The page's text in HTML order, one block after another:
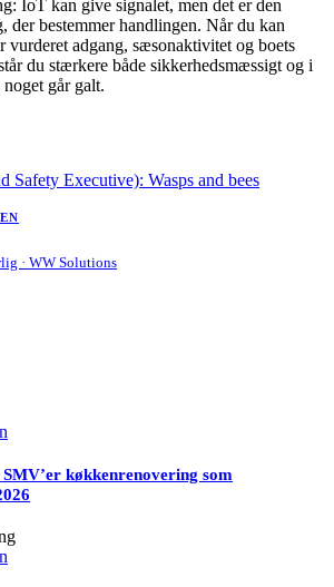
IoT kan give signalet, men det er den
der bestemmer handlingen. Når du kan
vurderet adgang, sæsonaktivitet og boets
du stærkere både sikkerhedsmæssigt og i
går galt.
Safety Executive): Wasps and bees
· WW Solutions
køkkenrenovering som